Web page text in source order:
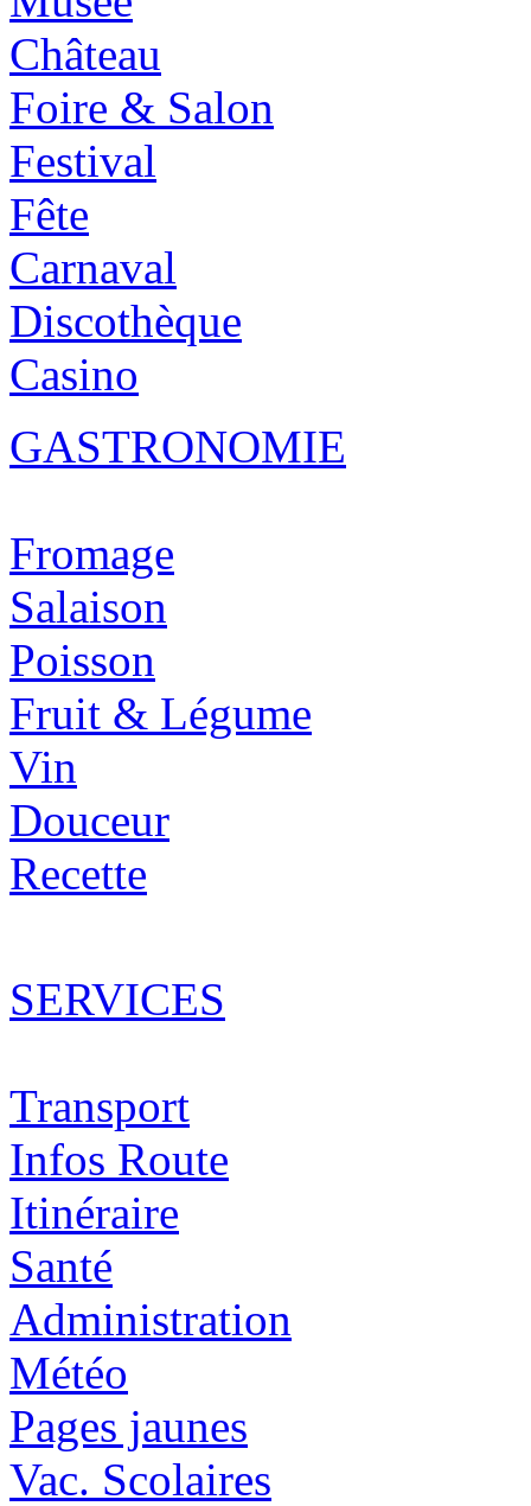
Château
Foire & Salon
Festival
Fête
Carnaval
Discothèque
Casino
GASTRONOMIE
Fromage
Salaison
Poisson
Fruit & Légume
Vin
Douceur
Recette
SERVICES
Transport
Infos Route
Itinéraire
Santé
Administration
Météo
Pages jaunes
Vac. Scolaires